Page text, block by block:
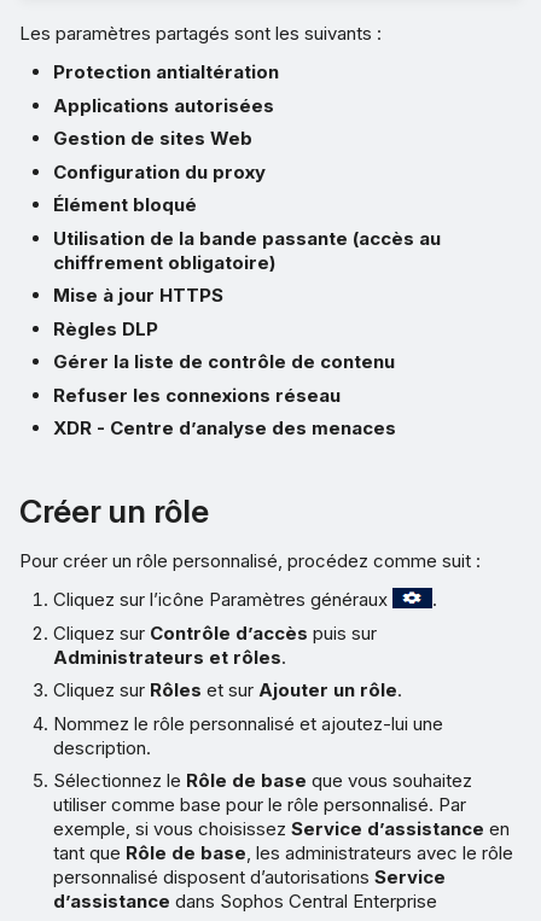
Les paramètres partagés sont les suivants :
Protection antialtération
Applications autorisées
Gestion de sites Web
Configuration du proxy
Élément bloqué
Utilisation de la bande passante (accès au
chiffrement obligatoire)
Mise à jour HTTPS
Règles DLP
Gérer la liste de contrôle de contenu
Refuser les connexions réseau
XDR - Centre d’analyse des menaces
Créer un rôle
Pour créer un rôle personnalisé, procédez comme suit :
Cliquez sur l’icône Paramètres généraux
.
Cliquez sur Contrôle d’accès puis sur
Administrateurs et rôles.
Cliquez sur Rôles et surAjouter un rôle.
Nommez le rôle personnalisé et ajoutez-lui une
description.
Sélectionnez le Rôle de base que vous souhaitez
utiliser comme base pour le rôle personnalisé. Par
exemple, si vous choisissezService d’assistance en
tant que Rôle de base, les administrateurs avec le rôle
personnalisé disposent d’autorisationsService
d’assistance dans Sophos Central Enterprise